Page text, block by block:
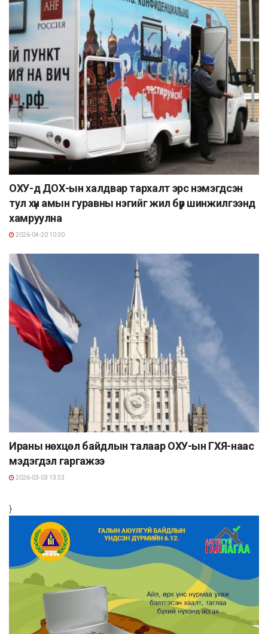
ОХУ-д ДОХ-ын халдвар тархалт эрс нэмэгдсэн
тул хүн амын гуравны нэгийг жил бүр шинжилгээнд
хамруулна
2026-04-20 10:30
Ираны нөхцөл байдлын талаар ОХУ-ын ГХЯ-наас
мэдэгдэл гаргажээ
2026-03-03 13:53
}